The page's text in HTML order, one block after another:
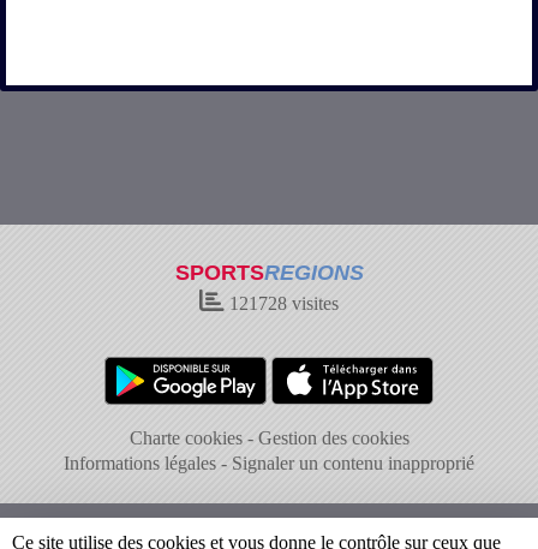
SPORTSREGIONS
121728 visites
Charte cookies
Gestion des cookies
Informations légales
Signaler un contenu inapproprié
Ce site utilise des cookies et vous donne le contrôle sur ceux que